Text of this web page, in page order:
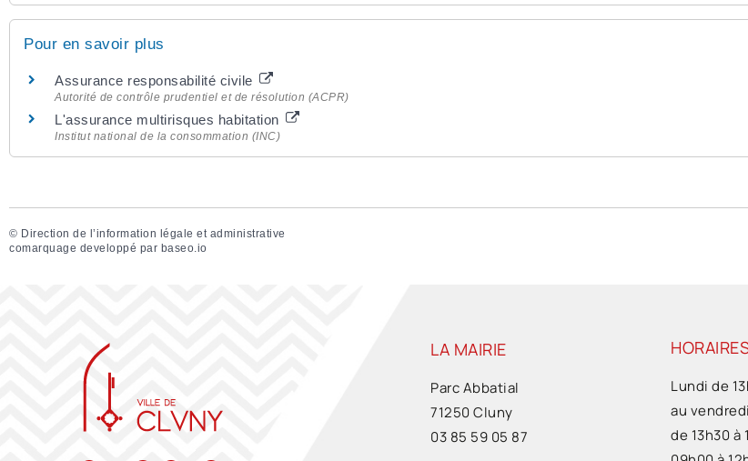
Pour en savoir plus
Assurance responsabilité civile
Autorité de contrôle prudentiel et de résolution (ACPR)
L'assurance multirisques habitation
Institut national de la consommation (INC)
© Direction de l’information légale et administrative
comarquage developpé par baseo.io
LA MAIRIE
Parc Abbatial
71250 Cluny
03 85 59 05 87
Lundi de
au
de 13h30 à